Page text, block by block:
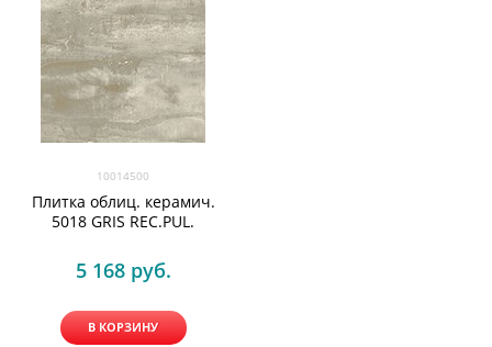
10014500
Плитка облиц. керамич.
5018 GRIS REC.PUL.
5 168 руб.
В КОРЗИНУ